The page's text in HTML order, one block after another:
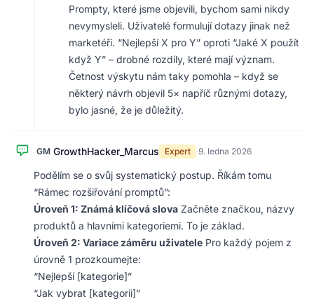
Prompty, které jsme objevili, bychom sami nikdy
nevymysleli. Uživatelé formulují dotazy jinak než
marketéři. “Nejlepší X pro Y” oproti “Jaké X použít
když Y” – drobné rozdíly, které mají význam.
Četnost výskytu nám taky pomohla – když se
některý návrh objevil 5× napříč různými dotazy,
bylo jasné, že je důležitý.
GM GrowthHacker_Marcus Expert ·9. ledna 2026
Podělím se o svůj systematický postup. Říkám tomu
“Rámec rozšiřování promptů”:
Úroveň 1: Známá klíčová slova Začněte značkou, názvy
produktů a hlavními kategoriemi. To je základ.
Úroveň 2: Variace záměru uživatele Pro každý pojem z
úrovně 1 prozkoumejte:
“Nejlepší [kategorie]”
“Jak vybrat [kategorii]”